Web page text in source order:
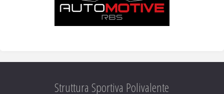
Struttura Sportiva Polivalente